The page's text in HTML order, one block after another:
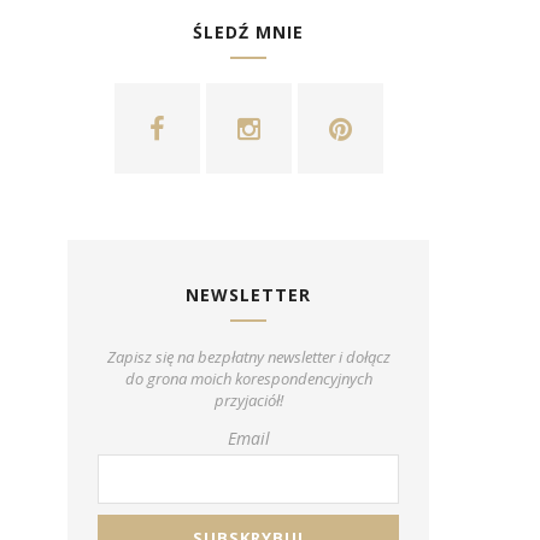
ŚLEDŹ MNIE
NEWSLETTER
Zapisz się na bezpłatny newsletter i dołącz
do grona moich korespondencyjnych
przyjaciół!
Email